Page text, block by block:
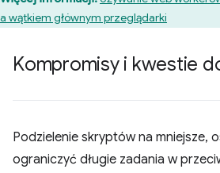
wątkiem głównym przeglądarki
Kompromisy i kwestie
Podzielenie skryptów na mniejsze,
ograniczyć długie zadania w